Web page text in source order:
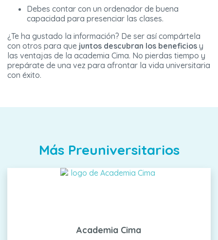
Debes contar con un ordenador de buena
capacidad para presenciar las clases.
¿Te ha gustado la información? De ser así compártela
con otros para que juntos descubran los beneficios y
las ventajas de la academia Cima. No pierdas tiempo y
prepárate de una vez para afrontar la vida universitaria
con éxito.
Más Preuniversitarios
Academia Cima